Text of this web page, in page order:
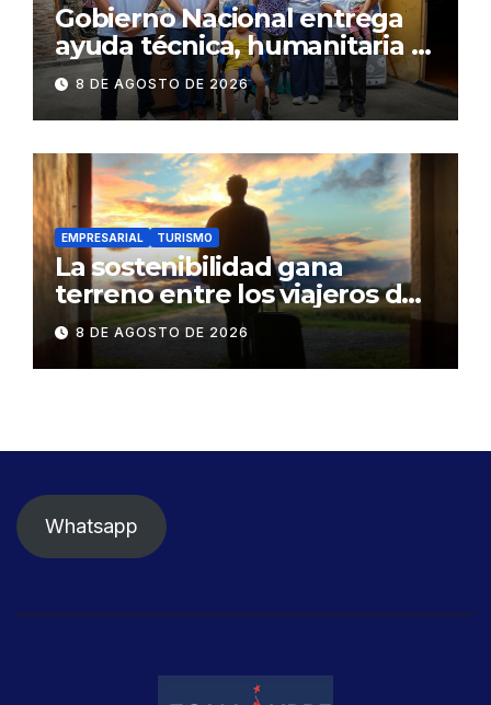
Gobierno Nacional entrega
ayuda técnica, humanitaria y
Bono Joaquín Gallegos Lara a
familia en situación de
vulnerabilidad
8 DE AGOSTO DE 2026
EMPRESARIAL TURISMO
La sostenibilidad gana
terreno entre los viajeros de
negocios
8 DE AGOSTO DE 2026
Whatsapp